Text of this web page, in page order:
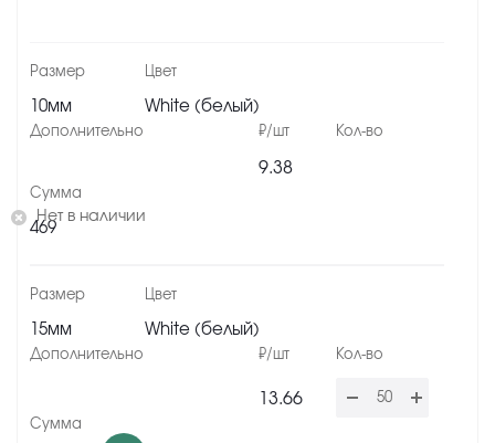
10мм White (белый)
9.38
469
Нет в наличии
15мм White (белый)
13.66